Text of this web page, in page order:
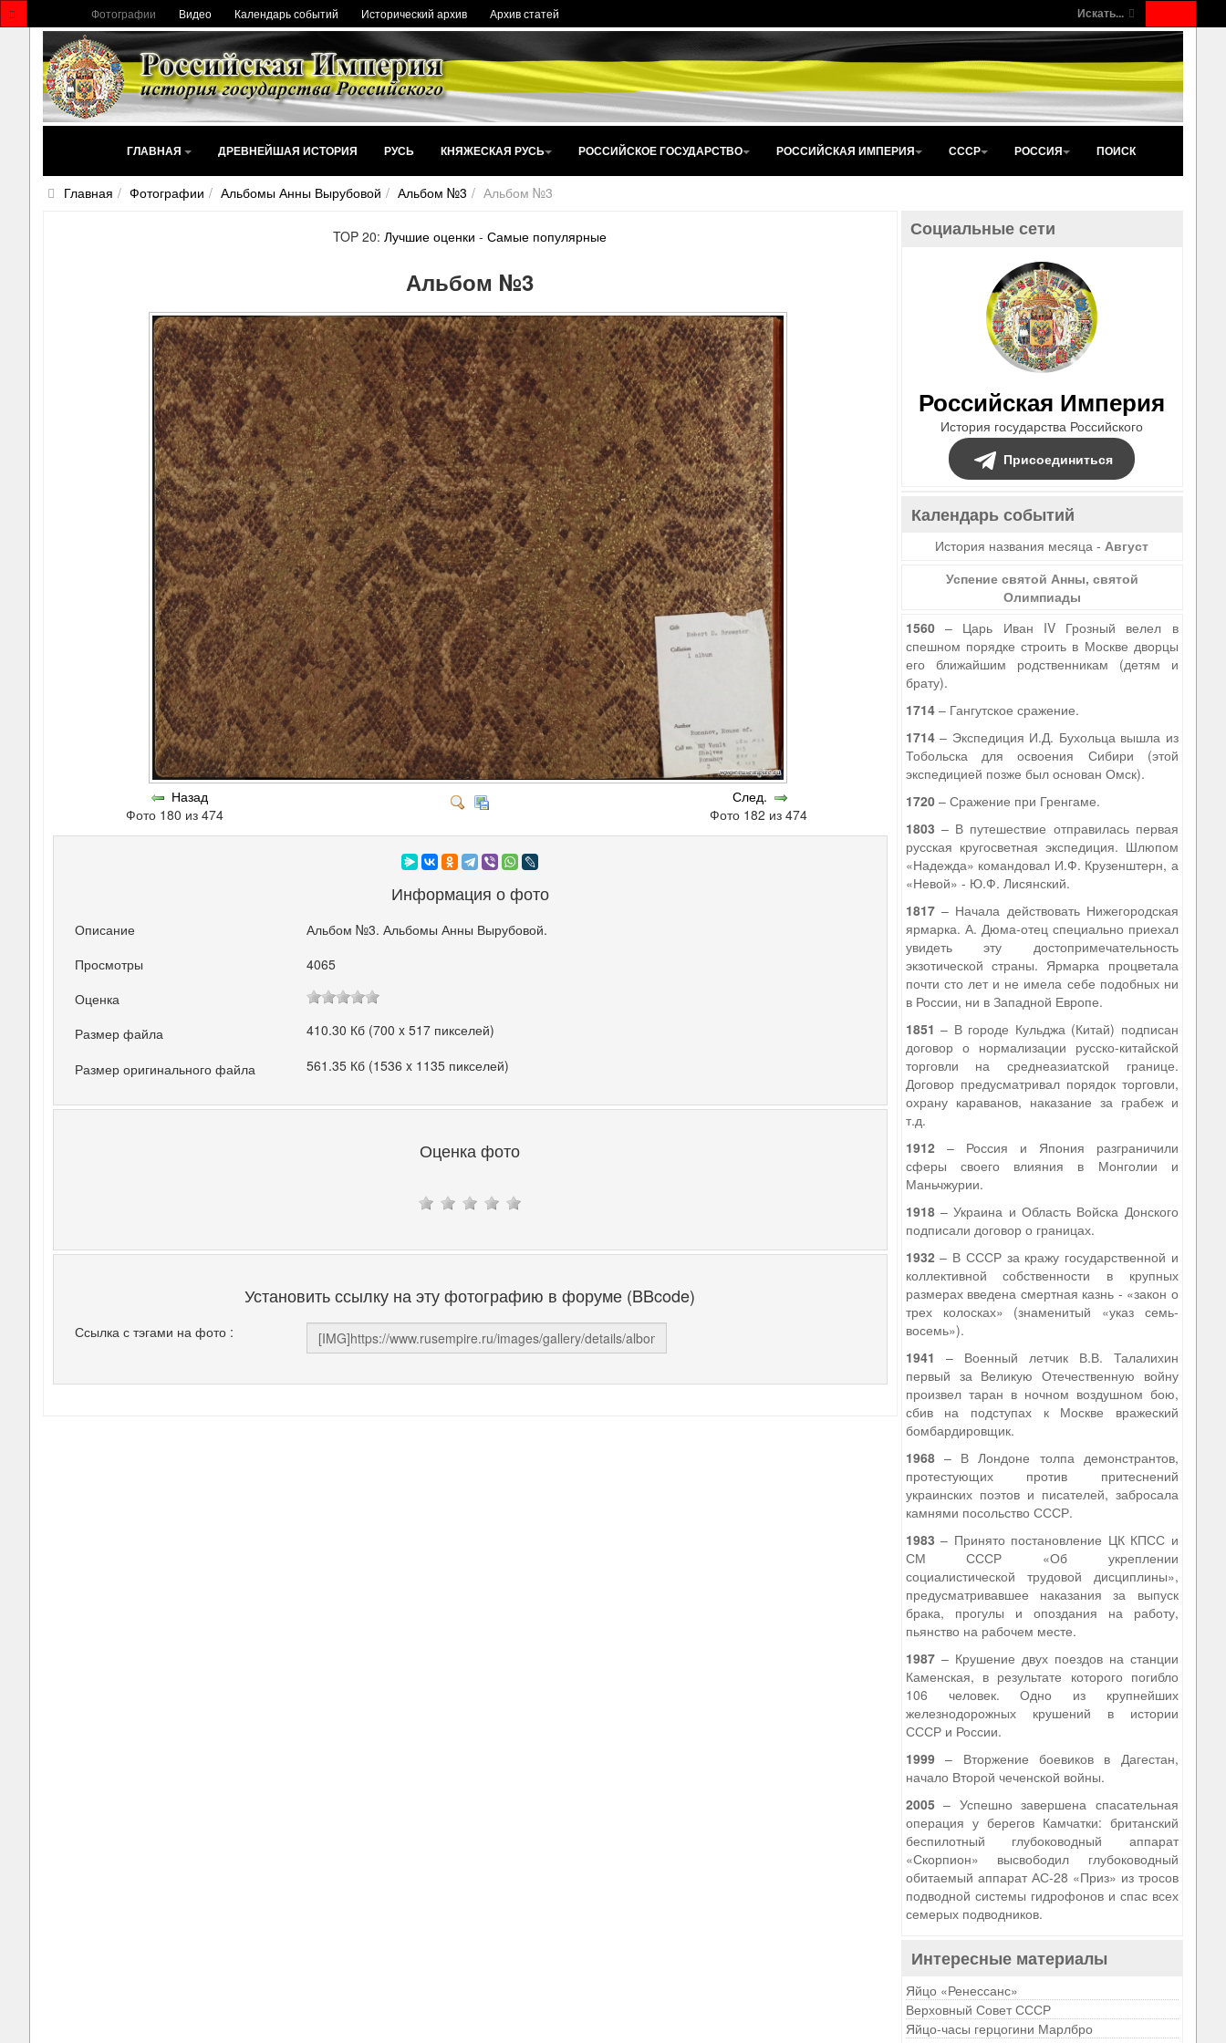
Искать...
Фотографии Видео Календарь событий Исторический архив Архив статей
ГЛАВНАЯ ДРЕВНЕЙШАЯ ИСТОРИЯ РУСЬ КНЯЖЕСКАЯ РУСЬ РОССИЙСКОЕ ГОСУДАРСТВО РОССИЙСКАЯ ИМПЕРИЯ СССР РОССИЯ ПОИСК
Главная Фотографии Альбомы Анны Вырубовой Альбом №3 Альбом №3
TOP 20:Лучшие оценки -Самые популярные
Альбом №3
Назад
Фото 180 из 474
След.
Фото 182 из 474
Информация о фото
Описание
Альбом №3. Альбомы Анны Вырубовой.
Просмотры
4065
Оценка
Размер файла
410.30 Кб (700 x 517 пикселей)
Размер оригинального файла 561.35 Кб (1536 x 1135 пикселей)
Оценка фото
Установить ссылку на эту фотографию в форуме (BBcode)
Ссылка с тэгами на фото :
Социальные сети
Российская Империя
История государства Российского
Присоединиться
Календарь событий
История названия месяца -Август
Успение святой Анны, святой
Олимпиады
1560– Царь Иван IV Грозный велел в
спешном порядке строить в Москве дворцы
его ближайшим родственникам (детям и
брату).
1714– Гангутское сражение.
1714– Экспедиция И.Д. Бухольца вышла из
Тобольска для освоения Сибири (этой
экспедицией позже был основан Омск).
1720– Сражение при Гренгаме.
1803 – В путешествие отправилась первая
русская кругосветная экспедиция. Шлюпом
«Надежда» командовал И.Ф. Крузенштерн, а
«Невой» - Ю.Ф. Лисянский.
1817– Начала действовать Нижегородская
ярмарка. А. Дюма-отец специально приехал
увидеть эту достопримечательность
экзотической страны. Ярмарка процветала
почти сто лет и не имела себе подобных ни
в России, ни в Западной Европе.
1851 – В городе Кульджа (Китай) подписан
договор о нормализации русско-китайской
торговли на среднеазиатской границе.
Договор предусматривал порядок торговли,
охрану караванов, наказание за грабеж и
т.д.
1912– Россия и Япония разграничили
сферы своего влияния в Монголии и
Маньчжурии.
1918– Украина и Область Войска Донского
подписали договор о границах.
1932– В СССР за кражу государственной и
коллективной собственности в крупных
размерах введена смертная казнь - «закон о
трех колосках» (знаменитый «указ семь-
восемь»).
1941 – Военный летчик В.В. Талалихин
первый за Великую Отечественную войну
произвел таран в ночном воздушном бою,
сбив на подступах к Москве вражеский
бомбардировщик.
1968– В Лондоне толпа демонстрантов,
протестующих против притеснений
украинских поэтов и писателей, забросала
камнями посольство СССР.
1983 – Принято постановление ЦК КПСС и
СМ СССР «Об укреплении
социалистической трудовой дисциплины»,
предусматривавшее наказания за выпуск
брака, прогулы и опоздания на работу,
пьянство на рабочем месте.
1987– Крушение двух поездов на станции
Каменская, в результате которого погибло
106 человек. Одно из крупнейших
железнодорожных крушений в истории
СССР и России.
1999– Вторжение боевиков в Дагестан,
начало Второй чеченской войны.
2005– Успешно завершена спасательная
операция у берегов Камчатки: британский
беспилотный глубоководный аппарат
«Скорпион» высвободил глубоководный
обитаемый аппарат АС-28 «Приз» из тросов
подводной системы гидрофонов и спас всех
семерых подводников.
Интересные материалы
Яйцо «Ренессанс»
Верховный Совет СССР
Яйцо-часы герцогини Марлбро